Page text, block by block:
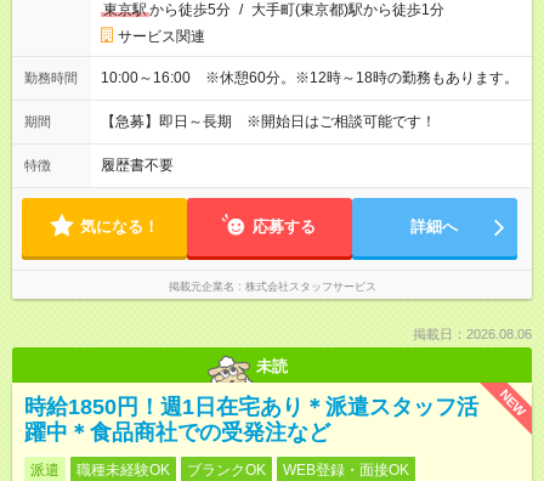
東京駅から徒歩5分 / 大手町(東京都)駅から徒歩1分
サービス関連
勤務時間 10:00～16:00 ※休憩60分。※12時～18時の勤務もあります。
期間 【急募】即日～長期 ※開始日はご相談可能です！
特徴 履歴書不要
気になる！ 応募する 詳細へ
掲載元企業名 株式会社スタッフサービス
掲載日：2026.08.06
未読
NEW
時給1850円！週1日在宅あり＊派遣スタッフ活
躍中＊食品商社での受発注など
派遣 職種未経験OK ブランクOK WEB登録・面接OK